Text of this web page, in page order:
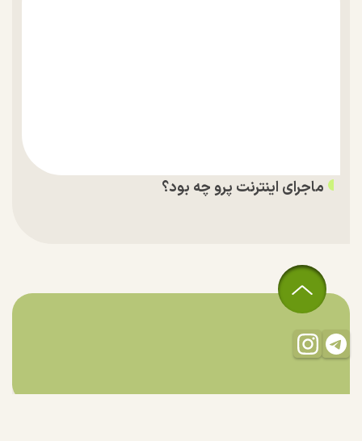
ماجرای اینترنت پرو چه بود؟